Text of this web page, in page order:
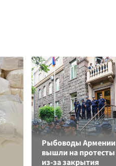
Рыбоводы Армении
вышли на протесты
из-за закрытия